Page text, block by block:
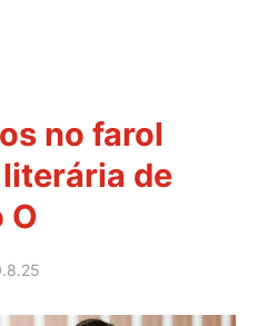
no farol
de
O